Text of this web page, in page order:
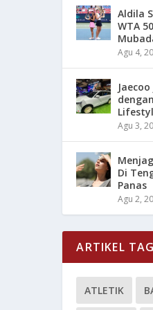
Aldila
WTA
Agu 4,
Agu 3,
Di
Panas
Agu 2,
ARTIKEL TAG
ATLETIK